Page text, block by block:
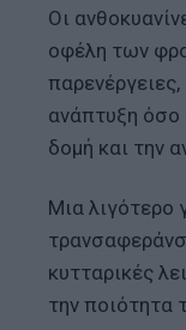
Οι
οφέλη των
ανάπτυξη όσο
δομή και την
Μια λιγότερο
κυτταρικές
την ποιότητα